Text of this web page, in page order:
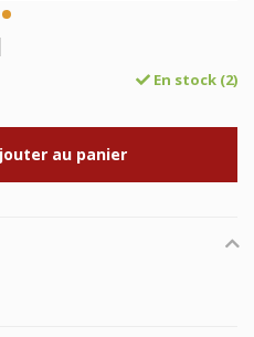
En stock (2)
au panier